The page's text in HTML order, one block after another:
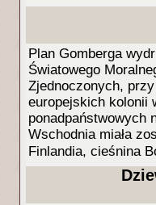
Plan Gomberga
Światowego
Zjednoczonych,
europejskich kolonii
ponadpaństwowych
Wschodnia miała
Finlandia, cieśnina